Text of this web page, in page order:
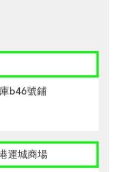
b46號鋪
運城商場